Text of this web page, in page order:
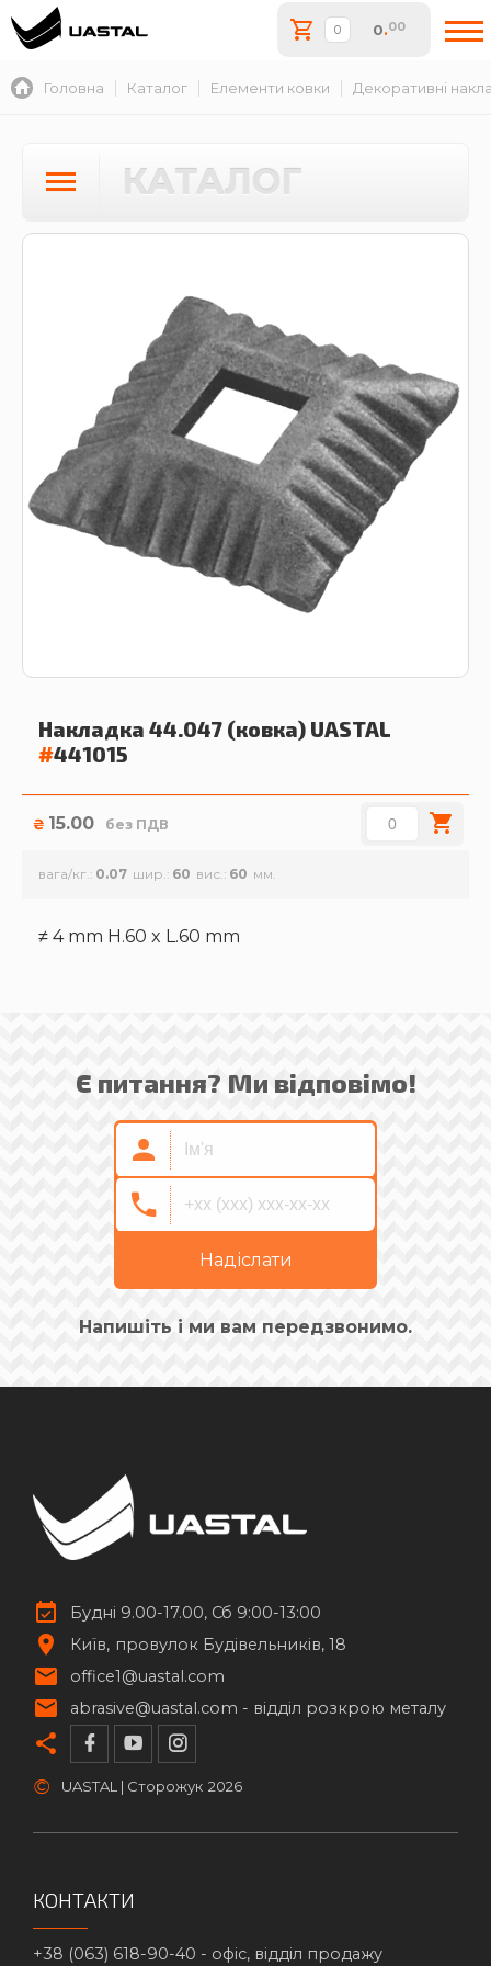
0.00
Головна Каталог Елементи ковки Декоративні
КАТАЛОГ
Накладка 44.047 (ковка) UASTAL
#441015
₴ 15.00 без ПДВ
вага/кг. 0.07 шир. 60 вис. 60
≠ 4 mm H.60 x L.60 mm
Є питання? Ми відповімо!
Надіслати
Напишіть і ми вам передзвонимо.
Будні 9.00-17.00, Сб 9:00-13:00
Київ
провулок Будівельників, 18
office1@uastal.com
abrasive@uastal.com - відділ розкрою металу
© UASTAL | Сторожук 2026
КОНТАКТИ
+38 (063) 618-90-40 - офіс, відділ продажу